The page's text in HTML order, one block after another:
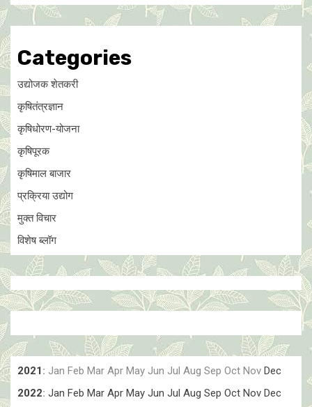
Categories
उद्योजक शेतकरी
कृषितंत्रज्ञान
कृषिधोरण-योजना
कृषिपूरक
कृषिमाल बाजार
प्रक्रिया उद्योग
मुक्त विचार
विशेष ब्लॉग
2021 : Jan Feb Mar Apr May Jun Jul Aug Sep Oct Nov Dec
2022: Jan Feb Mar Apr May Jun Jul Aug Sep Oct Nov Dec